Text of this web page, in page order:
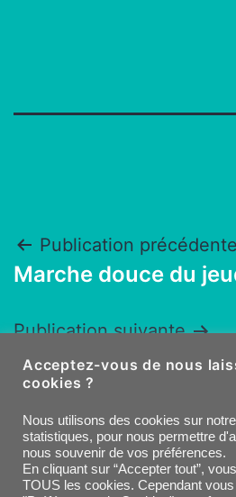
Navigation
de
l’article
Publication précédente
Marche douce du
Publication suivante
Marche du
Acceptez-vous de nous
cookies ?
Nous utilisons des cookies sur
statistiques, pour nous permettre
nous souvenir de vos préférences.
En cliquant sur “Accepter tout”,
TOUS les cookies. Cependant